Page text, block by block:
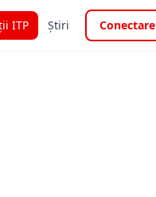
ITP Știri Conectare